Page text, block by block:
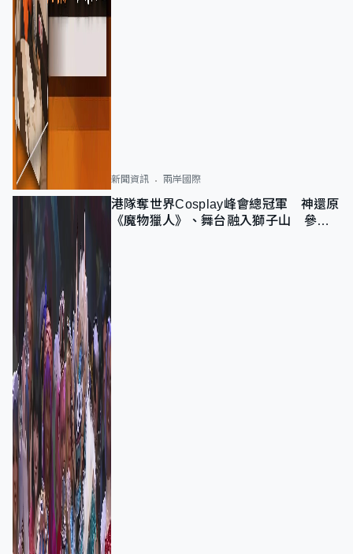
新聞資訊 兩岸國際
港隊奪世界Cosplay峰會總冠軍 神還原
《魔物獵人》、舞台融入獅子山 參賽